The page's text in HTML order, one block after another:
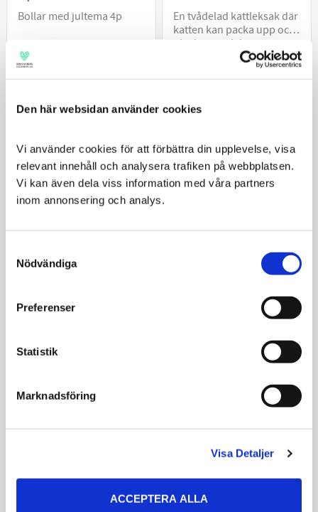
Den här websidan använder cookies
Vi använder cookies för att förbättra din upplevelse, visa
relevant innehåll och analysera trafiken på webbplatsen.
Vi kan även dela viss information med våra partners
inom annonsering och analys.
Selection
Nödvändiga
Preferenser
Statistik
Marknadsföring
Visa Detaljer
ACCEPTERA ALLA
Bollar med jultema 4p
139
En tvådelad kattleksak där
katten kan packa upp och
plocka isär delarna.
Innehåller prasselljud,
kardborre och kattmynta.
M
JUL
Julig kattvippa med
JUL
KÖP